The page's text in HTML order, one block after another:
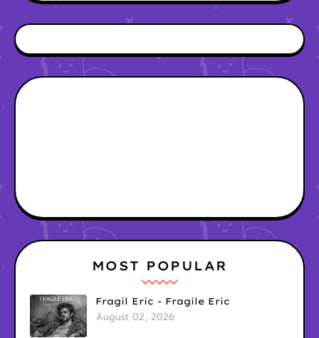
MOST POPULAR
Fragil Eric - Fragile Eric
August 02, 2026